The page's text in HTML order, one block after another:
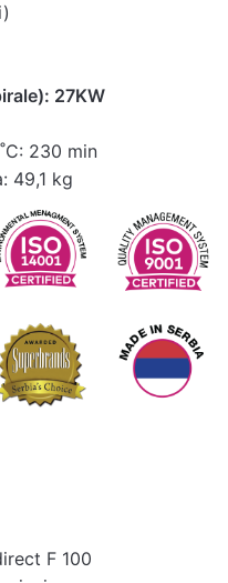
27KW
230 min
49,1 kg
F 100